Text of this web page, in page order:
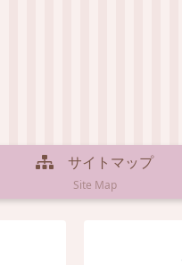
サイトマップ
Site Map